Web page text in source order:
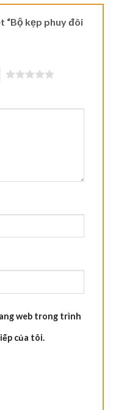
“Bộ kẹp phuy đôi
web trong trình
của tôi.